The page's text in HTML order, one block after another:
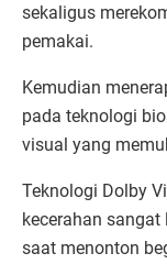
sekaligus
pemakai.
Kemudian
pada teknologi
visual yang
Teknologi Dolby
kecerahan
saat menonton